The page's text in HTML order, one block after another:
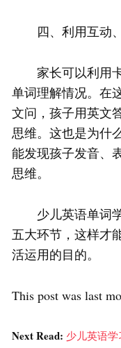
四、利用互动、
家长可以利用卡
单词理解情况。在
文问，孩子用英文
思维。这也是为什
能发现孩子发音、
思维。
少儿英语单词学
五大环节，这样才
活运用的目的。
This post was last
Next Read: 少儿英语